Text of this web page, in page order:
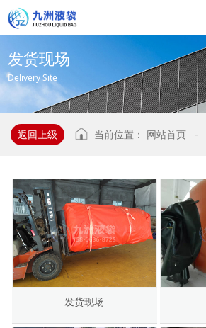
发货现场
Delivery Site
返回上级 当前位置： 网站首页 -
发货现场